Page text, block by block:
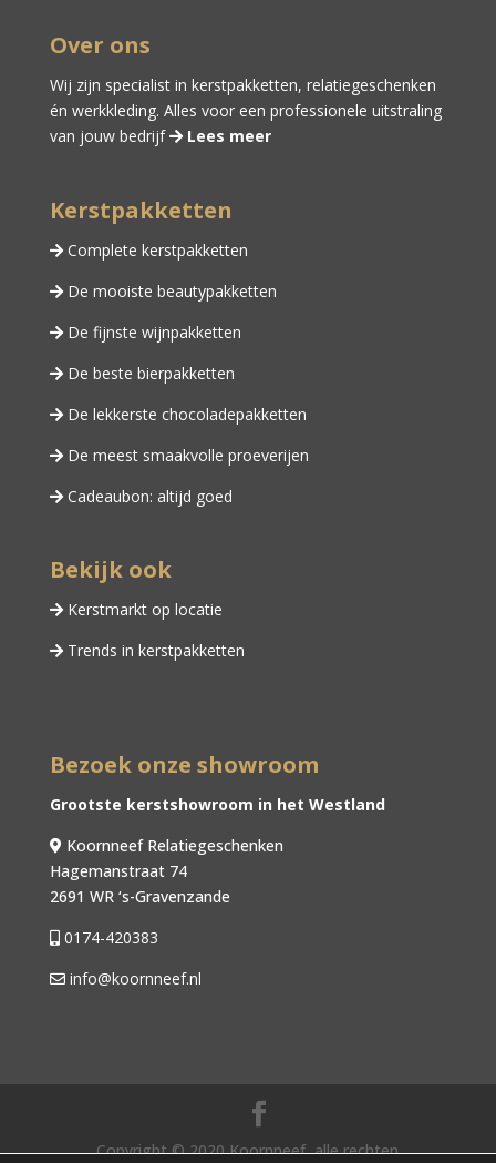
Over ons
Wij zijn specialist in kerstpakketten, relatiegeschenken
én werkkleding. Alles voor een professionele uitstraling
van jouw bedrijf
Lees meer
Kerstpakketten
Complete kerstpakketten
De mooiste beautypakketten
De fijnste wijnpakketten
De beste bierpakketten
De lekkerste chocoladepakketten
De meest smaakvolle proeverijen
Cadeaubon: altijd goed
Bekijk ook
Kerstmarkt op locatie
Trends in kerstpakketten
Bezoek onze showroom
Grootste kerstshowroom in het Westland
Koornneef Relatiegeschenken
Hagemanstraat 74
2691 WR ‘s-Gravenzande
0174-420383
info@koornneef.nl
Copyright © 2020 Koornneef, alle rechten